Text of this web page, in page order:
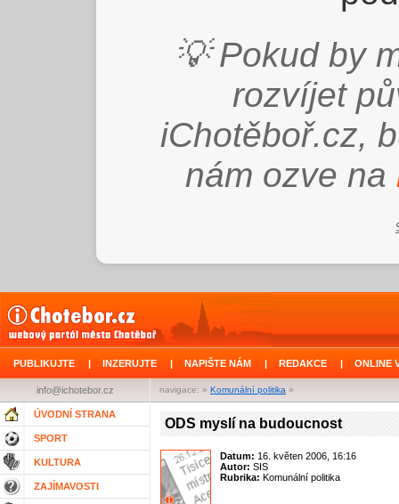
💡 Pokud by
rozvíjet
iChotěboř.cz,
nám ozve na
PUBLIKUJTE | INZERUJTE | NAPIŠTE NÁM | REDAKCE | ONLINE
navigace: » Komunální politika »
info@ichotebor.cz
ÚVODNÍ STRANA
SPORT
KULTURA
ZAJÍMAVOSTI
ODS myslí na budoucnost
Datum: 16. květen 2006, 16:16
Autor: SIS
Rubrika: Komunální politika